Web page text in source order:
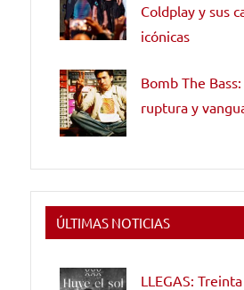
Coldplay y sus
icónicas
Bomb The
ruptura y
ÚLTIMAS NOTICIAS
LLEGAS: